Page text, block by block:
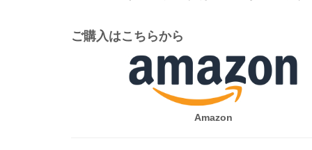
ご購入はこちらから
Amazon